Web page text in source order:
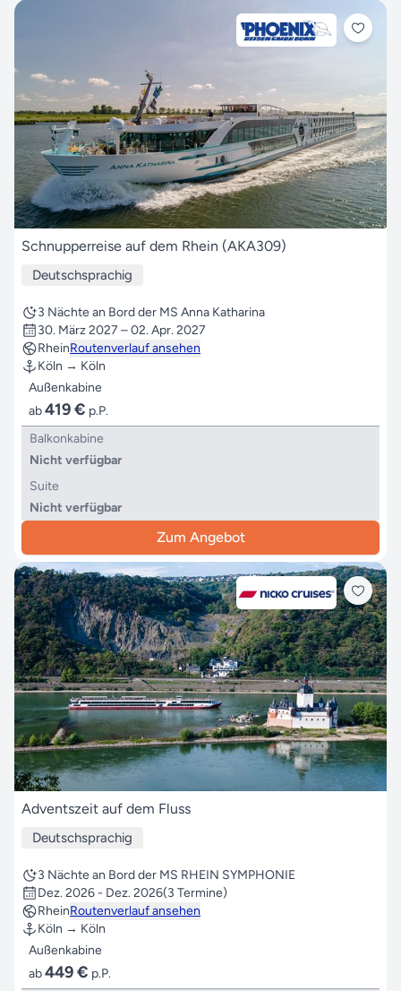
Schnupperreise auf dem Rhein (AKA309)
Deutschsprachig
3 Nächte an Bord der MS Anna Katharina
30. März 2027 – 02. Apr. 2027
RheinRoutenverlauf ansehen
Köln → Köln
Außenkabine
ab419 € p.P.
Balkonkabine
Nicht verfügbar
Suite
Nicht verfügbar
Zum Angebot
Adventszeit auf dem Fluss
Deutschsprachig
3 Nächte an Bord der MS RHEIN SYMPHONIE
Dez. 2026 - Dez. 2026(3 Termine)
RheinRoutenverlauf ansehen
Köln → Köln
Außenkabine
ab449 € p.P.